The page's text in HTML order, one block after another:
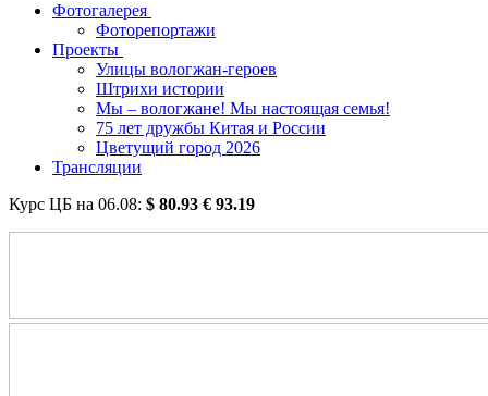
Фотогалерея
Фоторепортажи
Проекты
Улицы вологжан-героев
Штрихи истории
Мы – вологжане! Мы настоящая семья!
75 лет дружбы Китая и России
Цветущий город 2026
Трансляции
Курс ЦБ на 06.08: $ 80.93 € 93.19